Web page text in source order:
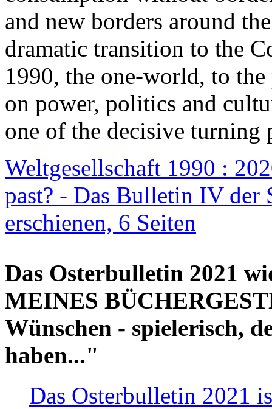
and new borders around
dramatic transition to the
1990, the one-world, to the
on power, politics and
one of the decisive turning
Weltgesellschaft 1990 :
past? - Das Bulletin IV der
erschienen, 6 Seiten
Das Osterbulletin 2021
MEINES
Wünschen - spielerisch,
haben..."
Das Osterbulletin 2021